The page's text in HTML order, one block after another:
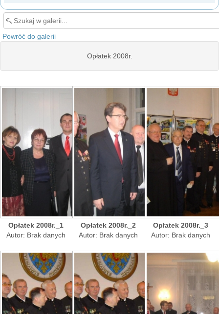
Powróć do galerii
Opłatek 2008r.
Opłatek 2008r._1
Autor: Brak danych
Opłatek 2008r._2
Autor: Brak danych
Opłatek 2008r._3
Autor: Brak danych